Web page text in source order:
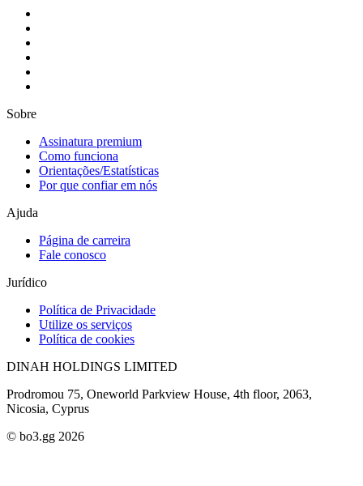
Sobre
Assinatura premium
Como funciona
Orientações/Estatísticas
Por que confiar em nós
Ajuda
Página de carreira
Fale conosco
Jurídico
Política de Privacidade
Utilize os serviços
Política de cookies
DINAH HOLDINGS LIMITED
Prodromou 75, Oneworld Parkview House, 4th floor, 2063,
Nicosia, Cyprus
© bo3.gg 2026